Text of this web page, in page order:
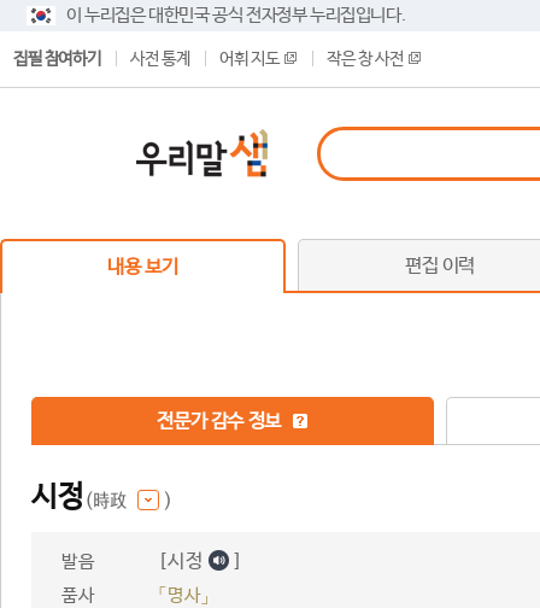
이 누리집은 대한민국 공식 전자정부 누리집입니다.
집필 참여하기 사전 통계 어휘 지도 작은 창 사전
내용 보기 편집 이력
전문가 감수 정보
시정 (時政 )
발음 [시정 ]
품사 「명사」